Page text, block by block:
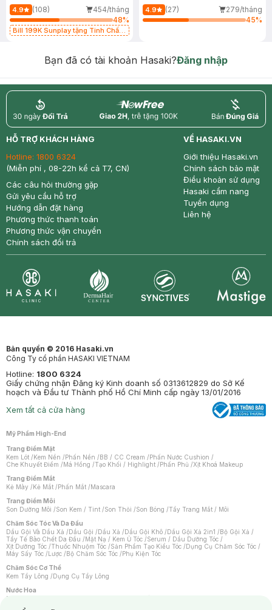
4.9 (108)
454/tháng
48%
Bill 199K Sunplay tặng Tinh Chất
4.9 (27)
279/tháng
45%
Bạn đã có tài khoản Hasaki?Đăng nhập
return nowfree price
HỖ TRỢ KHÁCH HÀNG
Hotline: 1800 6324
(Miễn phí , 08-22h kể cả T7, CN)
Các câu hỏi thường gặp
Gửi yêu cầu hỗ trợ
Hướng dẫn đặt hàng
Phương thức thanh toán
Phương thức vận chuyển
Chính sách đổi trả
VỀ HASAKI.VN
Giới thiệu Hasaki.vn
Chính sách bảo mật
Điều khoản sử dụng
Hasaki cẩm nang
Tuyển dụng
Liên hệ
Bản quyền © 2016 Hasaki.vn
Công Ty cổ phần HASAKI VIETNAM
Hotline: 1800 6324
Giấy chứng nhận Đăng ký Kinh doanh số 0313612829 do Sở Kế
hoạch và Đầu tư Thành phố Hồ Chí Minh cấp ngày 13/01/2016
Xem tất cả cửa hàng
Mỹ Phẩm High-End
Trang Điểm Mặt
Kem Lót /Kem Nền /Phấn Nền /BB / CC Cream /Phấn Nước Cushion /
Che Khuyết Điểm /Má Hồng /Tạo Khối / Highlight /Phấn Phủ /Xịt Khoá Makeup
Trang Điểm Mắt
Kẻ Mày /Kẻ Mắt /Phấn Mắt /Mascara
Trang Điểm Môi
Son Dưỡng Môi /Son Kem / Tint /Son Thỏi /Son Bóng /Tẩy Trang Mắt / Môi
Chăm Sóc Tóc Và Da Đầu
Dầu Gội Và Dầu Xả /Dầu Gội /Dầu Xả /Dầu Gội Khô /Dầu Gội Xả 2in1 /Bộ Gội Xả /
Tẩy Tế Bào Chết Da Đầu /Mặt Nạ / Kem Ủ Tóc /Serum / Dầu Dưỡng Tóc /
Xịt Dưỡng Tóc /Thuốc Nhuộm Tóc /Sản Phẩm Tạo Kiểu Tóc /Dụng Cụ Chăm Sóc Tóc /
Máy Sấy Tóc /Lược /Bộ Chăm Sóc Tóc /Phụ Kiện Tóc
Chăm Sóc Cơ Thể
Kem Tẩy Lông /Dụng Cụ Tẩy Lông
Nước Hoa
Nước Hoa Nữ